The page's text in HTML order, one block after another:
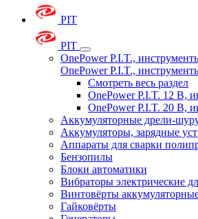
PIT
PIT
OnePower P.I.T.,
OnePower P.I.T.,
Смотреть весь раздел
OnePower P.I.T. 12 В,
OnePower P.I.T. 20 В,
Аккумуляторные дрели-
Аккумуляторы, зарядные
Аппараты для сварки
Бензопилы
Блоки автоматики
Вибраторы электрические
Винтовёрты
Гайковёрты